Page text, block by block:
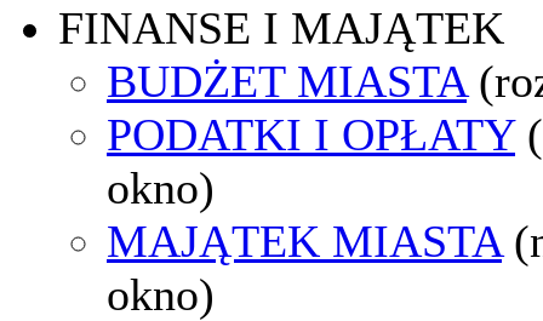
FINANSE I MAJĄTEK
BUDŻET MIASTA
PODATKI I OPŁATY
okno)
MAJĄTEK MIASTA
okno)